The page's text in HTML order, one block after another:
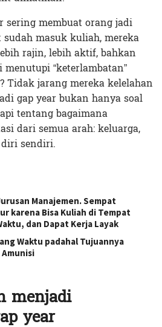
sering membuat orang jadi
sudah masuk kuliah, mereka
rajin, lebih aktif, bahkan
“keterlambatan”
Tidak jarang mereka kelelahan
gap year bukan hanya soal
tentang bagaimana
dari semua arah: keluarga,
sendiri.
Manajemen. Sempat
karena Bisa Kuliah di Tempat
dan Dapat Kerja Layak
Waktu padahal Tujuannya
menjadi
year